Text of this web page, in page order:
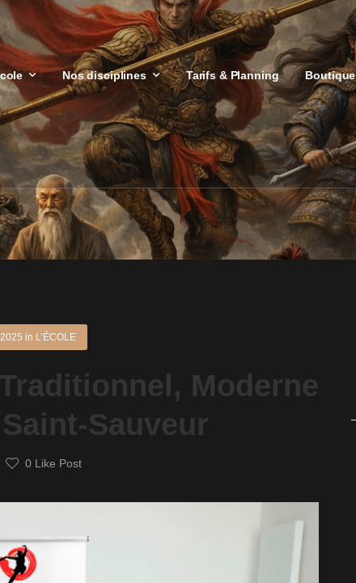
Nos disciplines Tarifs & Planning Boutique
in L’ÉCOLE
Moderne
Sauveur
0Like Post